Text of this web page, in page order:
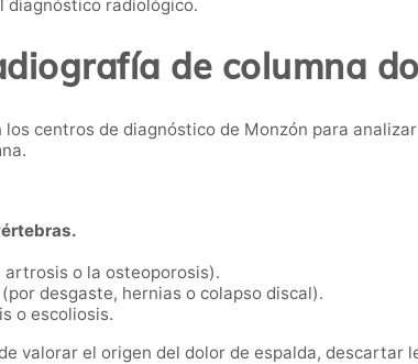
diagnóstico radiológico.
de columna
los centros de diagnóstico de Monzón para
artrosis o la osteoporosis).
(por desgaste, hernias o colapso discal).
o escoliosis.
valorar el origen del dolor de espalda, descartar